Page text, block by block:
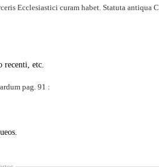
Ecclesiastici curam habet. Statuta antiqua
recenti, etc.
pag. 91 :